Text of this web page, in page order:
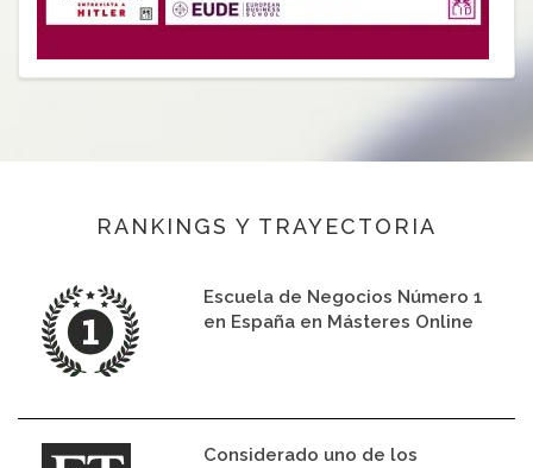
RANKINGS Y TRAYECTORIA
Escuela de Negocios Número 1
en España en Másteres Online
Considerado uno de los